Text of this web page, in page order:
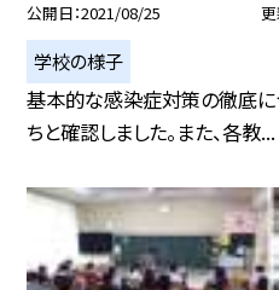
公開日 2021/08/25
学校の様子
基本的な感染症対策の徹底に
ちと確認しました。また、各教...